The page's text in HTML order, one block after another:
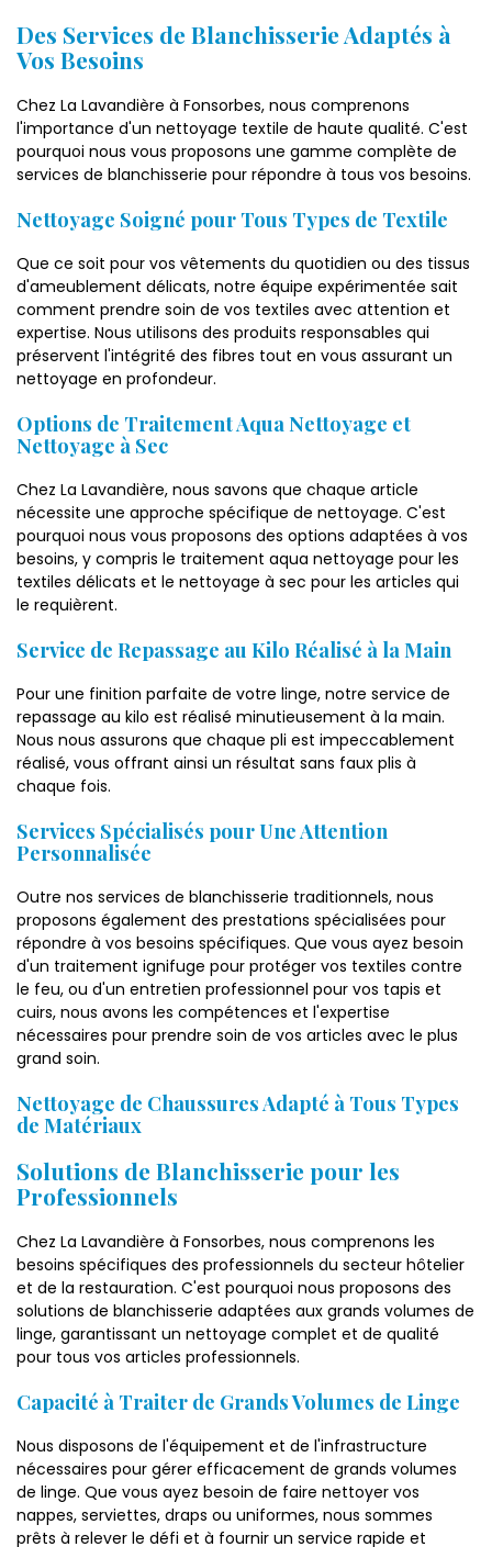
Des Services de Blanchisserie Adaptés à
Vos Besoins
Chez La Lavandière à Fonsorbes, nous comprenons
l'importance d'un nettoyage textile de haute qualité. C'est
pourquoi nous vous proposons une gamme complète de
services de blanchisserie pour répondre à tous vos besoins.
Nettoyage Soigné pour Tous Types de Textile
Que ce soit pour vos vêtements du quotidien ou des tissus
d'ameublement délicats, notre équipe expérimentée sait
comment prendre soin de vos textiles avec attention et
expertise. Nous utilisons des produits responsables qui
préservent l'intégrité des fibres tout en vous assurant un
nettoyage en profondeur.
Options de Traitement Aqua Nettoyage et
Nettoyage à Sec
Chez La Lavandière, nous savons que chaque article
nécessite une approche spécifique de nettoyage. C'est
pourquoi nous vous proposons des options adaptées à vos
besoins, y compris le traitement aqua nettoyage pour les
textiles délicats et le nettoyage à sec pour les articles qui
le requièrent.
Service de Repassage au Kilo Réalisé à la Main
Pour une finition parfaite de votre linge, notre service de
repassage au kilo est réalisé minutieusement à la main.
Nous nous assurons que chaque pli est impeccablement
réalisé, vous offrant ainsi un résultat sans faux plis à
chaque fois.
Services Spécialisés pour Une Attention
Personnalisée
Outre nos services de blanchisserie traditionnels, nous
proposons également des prestations spécialisées pour
répondre à vos besoins spécifiques. Que vous ayez besoin
d'un traitement ignifuge pour protéger vos textiles contre
le feu, ou d'un entretien professionnel pour vos tapis et
cuirs, nous avons les compétences et l'expertise
nécessaires pour prendre soin de vos articles avec le plus
grand soin.
Nettoyage de Chaussures Adapté à Tous Types
de Matériaux
Solutions de Blanchisserie pour les
Professionnels
Chez La Lavandière à Fonsorbes, nous comprenons les
besoins spécifiques des professionnels du secteur hôtelier
et de la restauration. C'est pourquoi nous proposons des
solutions de blanchisserie adaptées aux grands volumes de
linge, garantissant un nettoyage complet et de qualité
pour tous vos articles professionnels.
Capacité à Traiter de Grands Volumes de Linge
Nous disposons de l'équipement et de l'infrastructure
nécessaires pour gérer efficacement de grands volumes
de linge. Que vous ayez besoin de faire nettoyer vos
nappes, serviettes, draps ou uniformes, nous sommes
prêts à relever le défi et à fournir un service rapide et